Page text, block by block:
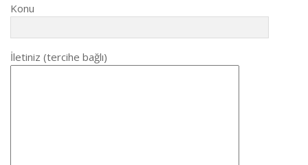
Konu
İletiniz (tercihe bağlı)